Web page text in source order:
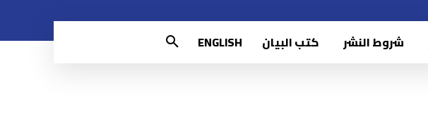
شروط النشر كتب البيان ENGLISH